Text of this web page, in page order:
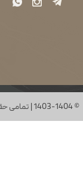
© 1403-1404 | تمامی حقوق این سایت متعلق به